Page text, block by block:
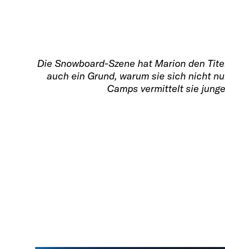
Die Snowboard-Szene hat Marion den
auch ein Grund, warum sie sich nicht
Camps vermittelt sie